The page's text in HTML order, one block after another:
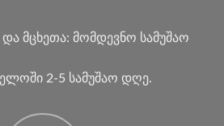
მცხეთა: მომდევნო სამუშაო
2-5 სამუშაო დღე.